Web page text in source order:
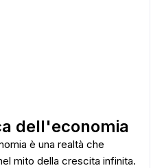
dell'economia
è una realtà che
mito della crescita infinita.